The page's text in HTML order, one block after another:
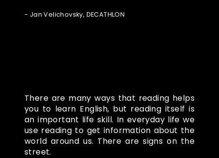
- Jan Velichovsky, DECATHLON
There are many ways that reading helps
you to learn English, but reading itself is
an important life skill. In everyday life we
use reading to get information about the
world around us. There are signs on the
street.